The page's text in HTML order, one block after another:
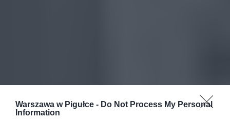
Warszawa w Pigułce - Do Not Process My Personal
Information